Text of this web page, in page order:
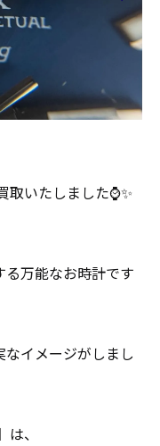
いたしました⌚️✨
る万能なお時計です
イメージがしまし
、